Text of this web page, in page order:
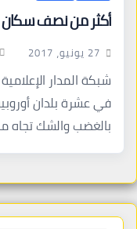
أكثر من نصف سكان
27 يونيو، 2017
شبكة المدار
في عشرة بلدان
بالغضب والشك